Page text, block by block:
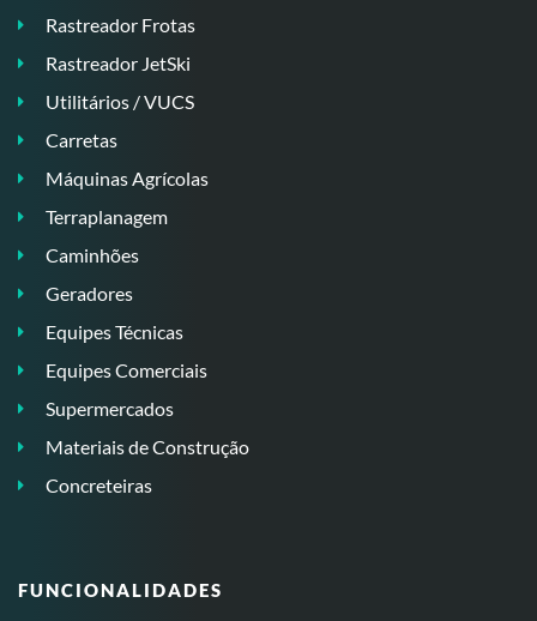
Rastreador Frotas
Rastreador JetSki
Utilitários / VUCS
Carretas
Máquinas Agrícolas
Terraplanagem
Caminhões
Geradores
Equipes Técnicas
Equipes Comerciais
Supermercados
Materiais de Construção
Concreteiras
FUNCIONALIDADES